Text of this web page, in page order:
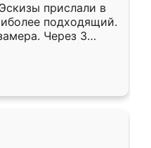
прислали в
подходящий.
Через 3
Остались
Ренессанс
работу!